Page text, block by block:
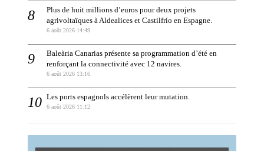
Plus de huit millions d’euros pour deux projets
agrivoltaïques à Aldealices et Castilfrío en Espagne.
6 août 2026 14:49
Baleària Canarias présente sa programmation d’été en
renforçant la connectivité avec 12 navires.
6 août 2026 13:16
Les ports espagnols accélèrent leur mutation.
6 août 2026 11:12